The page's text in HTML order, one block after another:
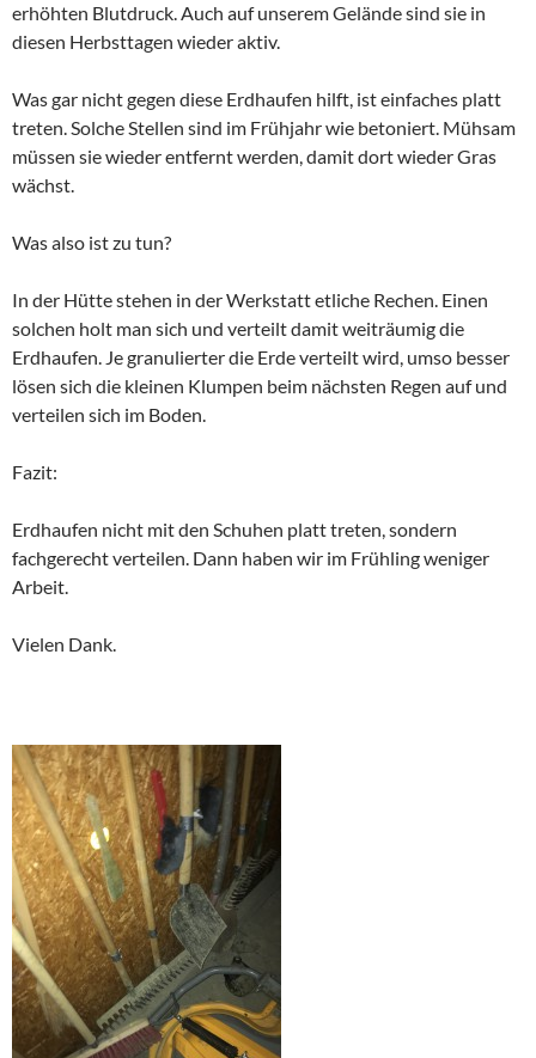
erhöhten Blutdruck. Auch auf unserem Gelände sind sie in
diesen Herbsttagen wieder aktiv.
Was gar nicht gegen diese Erdhaufen hilft, ist einfaches platt
treten. Solche Stellen sind im Frühjahr wie betoniert. Mühsam
müssen sie wieder entfernt werden, damit dort wieder Gras
wächst.
Was also ist zu tun?
In der Hütte stehen in der Werkstatt etliche Rechen. Einen
solchen holt man sich und verteilt damit weiträumig die
Erdhaufen. Je granulierter die Erde verteilt wird, umso besser
lösen sich die kleinen Klumpen beim nächsten Regen auf und
verteilen sich im Boden.
Fazit:
Erdhaufen nicht mit den Schuhen platt treten, sondern
fachgerecht verteilen. Dann haben wir im Frühling weniger
Arbeit.
Vielen Dank.